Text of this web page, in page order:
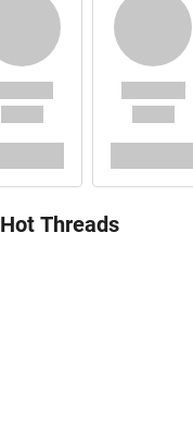
Hot Threads